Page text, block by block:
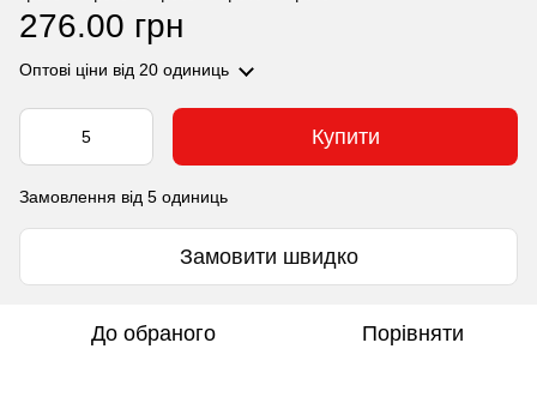
276.00 грн
Оптові ціни від 20 одиниць
Купити
Замовлення від 5 одиниць
Замовити швидко
До обраного Порівняти